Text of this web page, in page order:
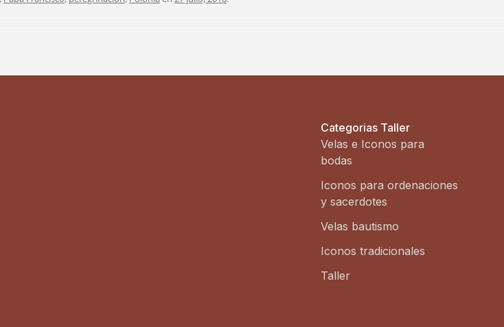
Categorias Taller
Velas e Iconos para
bodas
Iconos para ordenaciones
y sacerdotes
Velas bautismo
Iconos tradicionales
Taller